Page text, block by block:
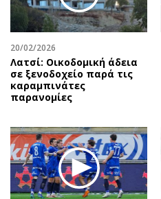
20/02/2026
Λατσί: Οικοδομική άδεια
σε ξενοδοχείο παρά τις
καραμπινάτες
παρανομίες